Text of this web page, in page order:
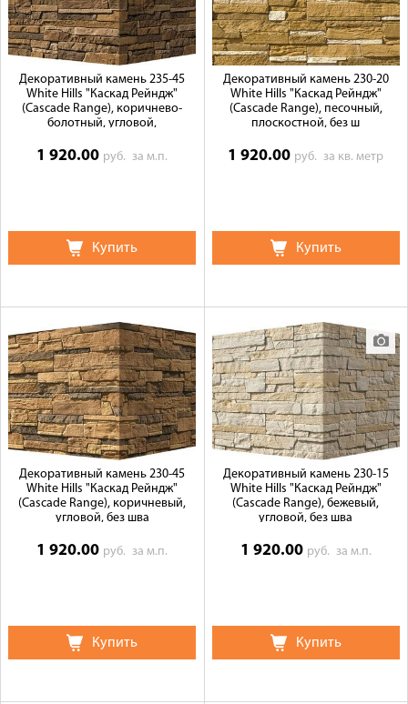
Декоративный камень 235-45
White Hills "Каскад Рейндж"
(Cascade Range), коричнево-
болотный, угловой,
1 920.00 руб.за м.п.
Купить
Декоративный камень 230-20
White Hills "Каскад Рейндж"
(Cascade Range), песочный,
плоскостной, без ш
1 920.00 руб.за кв. метр
Купить
Декоративный камень 230-45
White Hills "Каскад Рейндж"
(Cascade Range), коричневый,
угловой, без шва
1 920.00 руб.за м.п.
Купить
Декоративный камень 230-15
White Hills "Каскад Рейндж"
(Cascade Range), бежевый,
угловой, без шва
1 920.00 руб. за м.п.
Купить